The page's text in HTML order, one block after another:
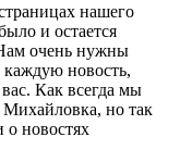
нашего
и остается
очень нужны
новость,
Как всегда мы
Михайловка, но так
о новостях